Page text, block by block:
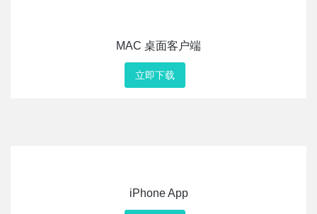
MAC 桌面客户端
立即下载
iPhone App